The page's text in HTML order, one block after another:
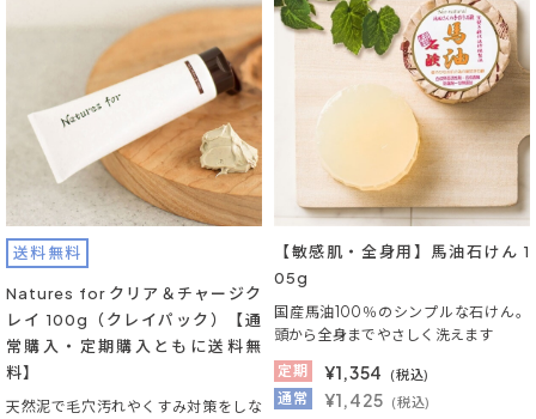
送料無料
Natures for クリア＆チャージク
レイ 100g（クレイパック）【通
常購入・定期購入ともに送料無
料】
天然泥で毛穴汚れやくすみ対策をしな
【敏感肌・全身用】馬油石けん 1
05g
国産馬油100％のシンプルな石けん。
頭から全身までやさしく洗えます
定期
¥1,354 (税込)
通常 ¥1,425 (税込)